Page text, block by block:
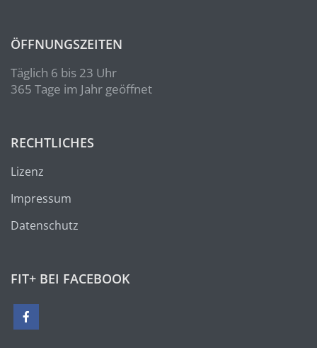
ÖFFNUNGSZEITEN
Täglich 6 bis 23 Uhr
365 Tage im Jahr geöffnet
RECHTLICHES
Lizenz
Impressum
Datenschutz
FIT+ BEI FACEBOOK